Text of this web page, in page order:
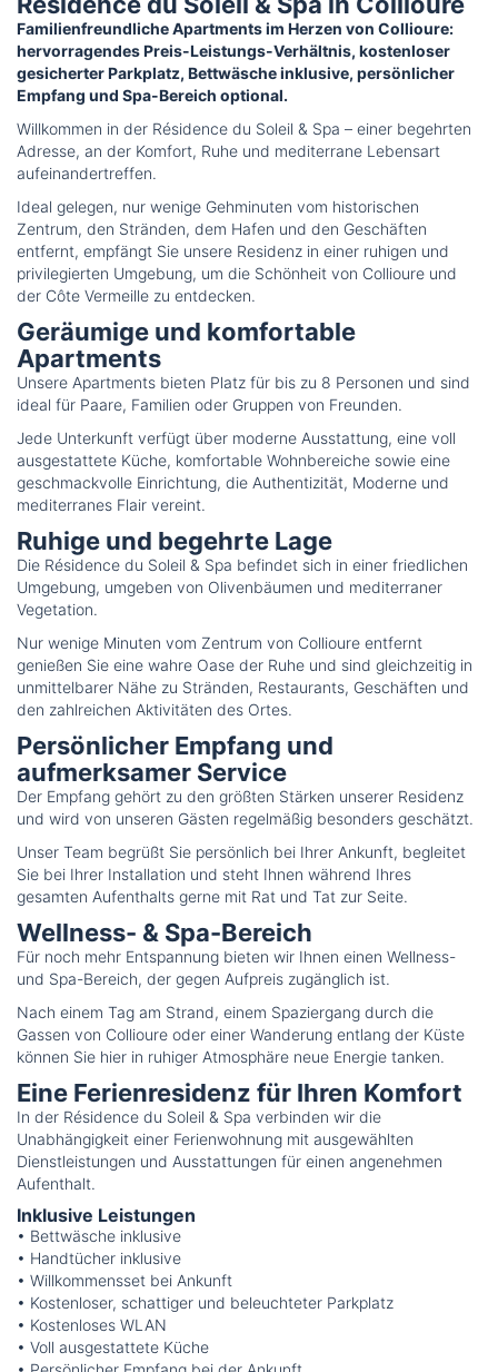
Familienfreundliche Apartments im Herzen von Collioure:
hervorragendes Preis-Leistungs-Verhältnis, kostenloser
gesicherter Parkplatz, Bettwäsche inklusive, persönlicher
Empfang und Spa-Bereich optional.
Willkommen in der Résidence du Soleil & Spa – einer begehrten
Adresse, an der Komfort, Ruhe und mediterrane Lebensart
aufeinandertreffen.
Ideal gelegen, nur wenige Gehminuten vom historischen
Zentrum, den Stränden, dem Hafen und den Geschäften
entfernt, empfängt Sie unsere Residenz in einer ruhigen und
privilegierten Umgebung, um die Schönheit von Collioure und
der Côte Vermeille zu entdecken.
Geräumige und komfortable
Apartments
Unsere Apartments bieten Platz für bis zu 8 Personen und sind
ideal für Paare, Familien oder Gruppen von Freunden.
Jede Unterkunft verfügt über moderne Ausstattung, eine voll
ausgestattete Küche, komfortable Wohnbereiche sowie eine
geschmackvolle Einrichtung, die Authentizität, Moderne und
mediterranes Flair vereint.
Ruhige und begehrte Lage
Die Résidence du Soleil & Spa befindet sich in einer friedlichen
Umgebung, umgeben von Olivenbäumen und mediterraner
Vegetation.
Nur wenige Minuten vom Zentrum von Collioure entfernt
genießen Sie eine wahre Oase der Ruhe und sind gleichzeitig in
unmittelbarer Nähe zu Stränden, Restaurants, Geschäften und
den zahlreichen Aktivitäten des Ortes.
Persönlicher Empfang und
aufmerksamer Service
Der Empfang gehört zu den größten Stärken unserer Residenz
und wird von unseren Gästen regelmäßig besonders geschätzt.
Unser Team begrüßt Sie persönlich bei Ihrer Ankunft, begleitet
Sie bei Ihrer Installation und steht Ihnen während Ihres
gesamten Aufenthalts gerne mit Rat und Tat zur Seite.
Wellness- & Spa-Bereich
Für noch mehr Entspannung bieten wir Ihnen einen Wellness-
und Spa-Bereich, der gegen Aufpreis zugänglich ist.
Nach einem Tag am Strand, einem Spaziergang durch die
Gassen von Collioure oder einer Wanderung entlang der Küste
können Sie hier in ruhiger Atmosphäre neue Energie tanken.
Eine Ferienresidenz für Ihren Komfort
In der Résidence du Soleil & Spa verbinden wir die
Unabhängigkeit einer Ferienwohnung mit ausgewählten
Dienstleistungen und Ausstattungen für einen angenehmen
Aufenthalt.
Inklusive Leistungen
• Bettwäsche inklusive
• Handtücher inklusive
• Willkommensset bei Ankunft
• Kostenloser, schattiger und beleuchteter Parkplatz
• Kostenloses WLAN
• Voll ausgestattete Küche